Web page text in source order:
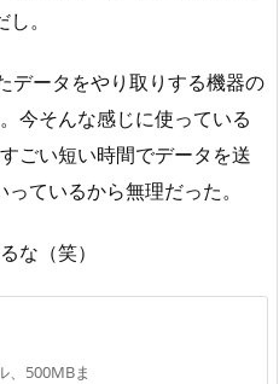
。
データをやり取りする機器の
今そんな感じに使っている
ごい短い時間でデータを送
ているから無理だった。
な（笑）
、500MBま